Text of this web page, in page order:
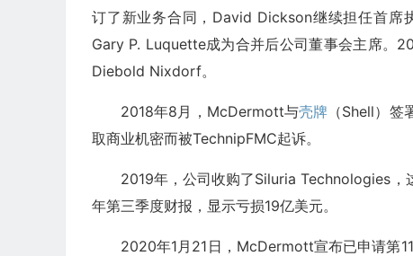
订了新业务合同，David Dickson继续担任首席
Gary P. Luquette成为合并后公司董事会主席。
Diebold Nixdorf。
2018年8月，McDermott与壳牌 （Shell）
取商业机密而被TechnipFMC起诉。
2019年，公司收购了Siluria Technologies
年第三季度财报，显示亏损19亿美元。
2020年1月21日，McDermott宣布已申请第